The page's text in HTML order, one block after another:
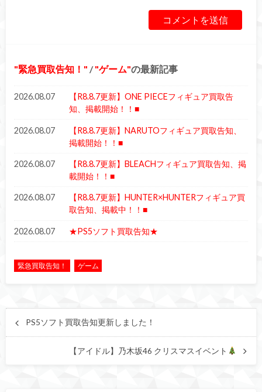
緊急買取告知！ / ゲーム の最新記事
2026.08.07
【R8.8.7更新】ONE PIECEフィギュア買取告
知、掲載開始！！■
2026.08.07
【R8.8.7更新】NARUTOフィギュア買取告知、
掲載開始！！■
2026.08.07
【R8.8.7更新】BLEACHフィギュア買取告知、掲
載開始！！■
2026.08.07
【R8.8.7更新】HUNTER×HUNTERフィギュア買
取告知、掲載中！！■
2026.08.07 ★PS5ソフト買取告知★
緊急買取告知！ ゲーム
PS5ソフト買取告知更新しました！
【アイドル】乃木坂46 クリスマスイベント